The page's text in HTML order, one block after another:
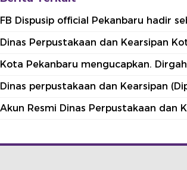
FB Dispusip official Pekanbaru hadir
Dinas Perpustakaan dan Kearsipan
Kota Pekanbaru mengucapkan.
Dinas perpustakaan dan Kearsipan
Akun Resmi Dinas Perpustakaan dan